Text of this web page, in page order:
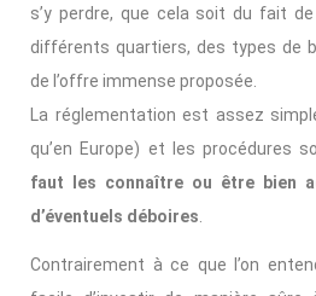
s’y perdre, que cela soit du fait
différents quartiers, des types de
de l’offre immense proposée.
La réglementation est assez
qu’en Europe) et les procédures
faut les connaître ou être bien
d’éventuels déboires
Contrairement à ce que l’on